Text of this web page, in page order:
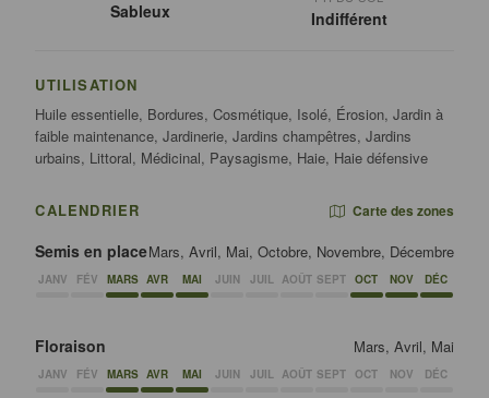
Sableux Indifférent
UTILISATION
Huile essentielle, Bordures, Cosmétique, Isolé, Érosion, Jardin à
faible maintenance, Jardinerie, Jardins champêtres, Jardins
urbains, Littoral, Médicinal, Paysagisme, Haie, Haie défensive
CALENDRIER Carte des zones
Semis en placeMars, Avril, Mai, Octobre, Novembre, Décembre
JANV FÉV MARS AVR MAI JUIN JUIL AOÛT SEPT OCT NOV DÉC
Floraison Mars, Avril, Mai
JANV FÉV MARS AVR MAI JUIN JUIL AOÛT SEPT OCT NOV DÉC